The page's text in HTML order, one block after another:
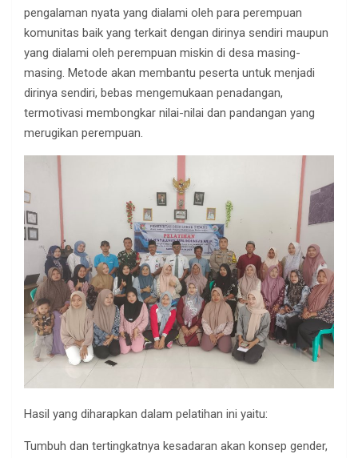
pengalaman nyata yang dialami oleh para perempuan
komunitas baik yang terkait dengan dirinya sendiri maupun
yang dialami oleh perempuan miskin di desa masing-
masing. Metode akan membantu peserta untuk menjadi
dirinya sendiri, bebas mengemukaan penadangan,
termotivasi membongkar nilai-nilai dan pandangan yang
merugikan perempuan.
Hasil yang diharapkan dalam pelatihan ini yaitu:
Tumbuh dan tertingkatnya kesadaran akan konsep gender,